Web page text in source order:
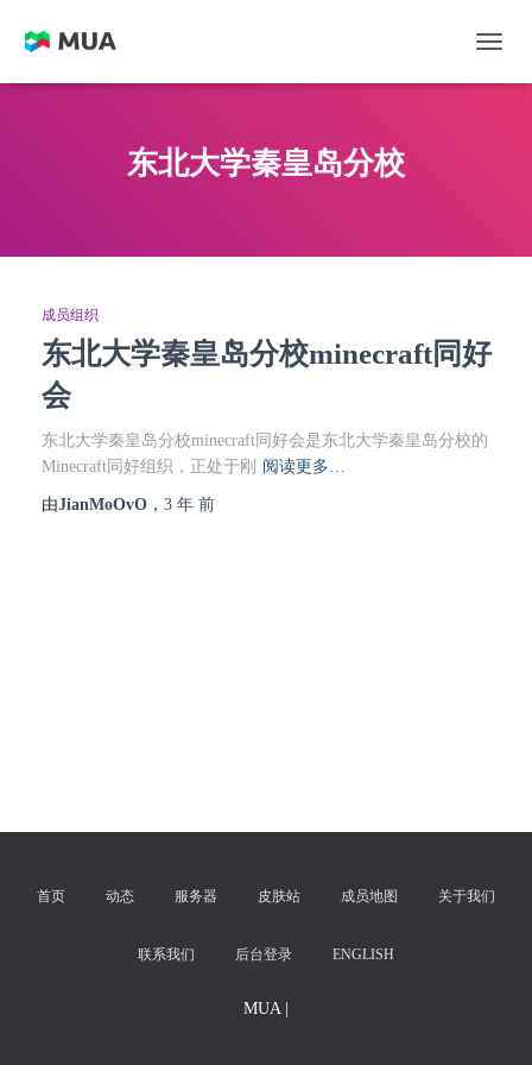
东北大学秦皇岛分校
成员组织
东北大学秦皇岛分校minecraft同好
会
东北大学秦皇岛分校minecraft同好会是东北大学秦皇岛分校的
Minecraft同好组织，正处于刚 阅读更多…
由JianMoOvO ， 3 年 前
首页 动态 服务器 皮肤站 成员地图 关于我们
联系我们 后台登录 ENGLISH
MUA |